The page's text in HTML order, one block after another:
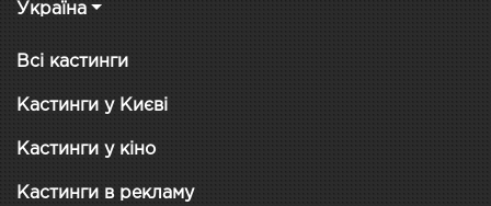
Україна
Всі кастинги
Кастинги у Києві
Кастинги у кіно
Кастинги в рекламу